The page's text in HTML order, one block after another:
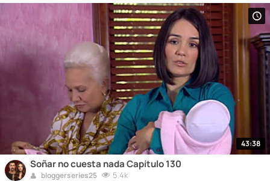
43:38
Soñar no cuesta nada Capítulo 130
bloggerseries25 5.4k